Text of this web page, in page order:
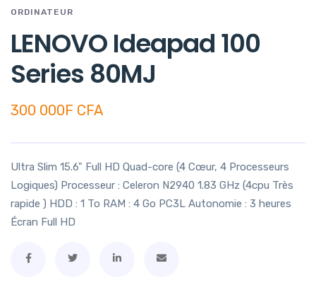
ORDINATEUR
LENOVO Ideapad 100
Series 80MJ
300 000F CFA
Ultra Slim 15.6" Full HD Quad-core (4 Cœur, 4 Processeurs
Logiques) Processeur : Celeron N2940 1.83 GHz (4cpu Très
rapide ) HDD : 1 To RAM : 4 Go PC3L Autonomie : 3 heures
Écran Full HD